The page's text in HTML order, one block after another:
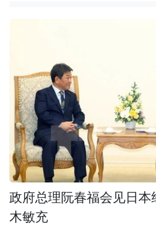
政府总理阮春福会见日
木敏充